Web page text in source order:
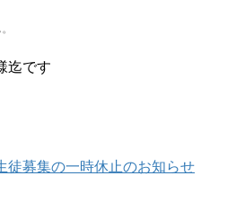
迄です
募集の一時休止のお知らせ